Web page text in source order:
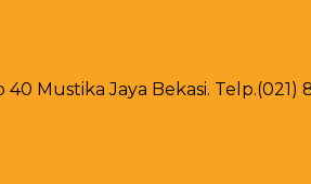
Mustika Jaya Bekasi. Telp.(021)